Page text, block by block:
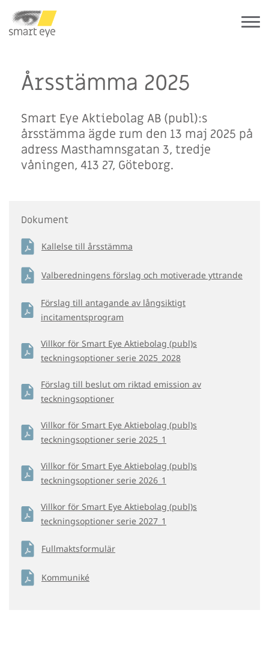
Årsstämma 2025
Smart Eye Aktiebolag AB (publ):s
årsstämma ägde rum den 13 maj 2025 på
adress Masthamnsgatan 3, tredje
våningen, 413 27, Göteborg.
Dokument
Kallelse till årsstämma
Valberedningens förslag och motiverade yttrande
Förslag till antagande av långsiktigt
incitamentsprogram
Villkor för Smart Eye Aktiebolag (publ)s
teckningsoptioner serie 2025_2028
Förslag till beslut om riktad emission av
teckningsoptioner
Villkor för Smart Eye Aktiebolag (publ)s
teckningsoptioner serie 2025_1
Villkor för Smart Eye Aktiebolag (publ)s
teckningsoptioner serie 2026_1
Villkor för Smart Eye Aktiebolag (publ)s
teckningsoptioner serie 2027_1
Fullmaktsformulär
Kommuniké